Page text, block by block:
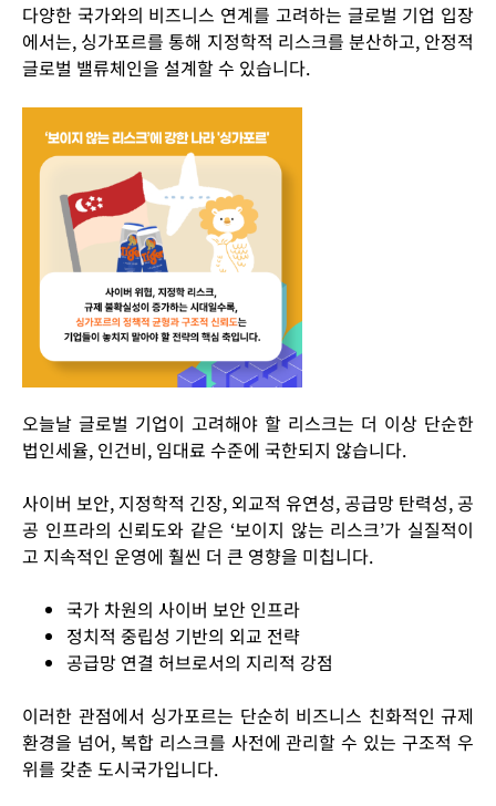
다양한 국가와의 비즈니스 연계를 고려하는 글로벌 기업 입장
에서는, 싱가포르를 통해 지정학적 리스크를 분산하고, 안정적
글로벌 밸류체인을 설계할 수 있습니다.
오늘날 글로벌 기업이 고려해야 할 리스크는 더 이상 단순한
법인세율, 인건비, 임대료 수준에 국한되지 않습니다.
사이버 보안, 지정학적 긴장, 외교적 유연성, 공급망 탄력성, 공
공 인프라의 신뢰도와 같은 ‘보이지 않는 리스크’가 실질적이
고 지속적인 운영에 훨씬 더 큰 영향을 미칩니다.
국가 차원의 사이버 보안 인프라
정치적 중립성 기반의 외교 전략
공급망 연결 허브로서의 지리적 강점
이러한 관점에서 싱가포르는 단순히 비즈니스 친화적인 규제
환경을 넘어, 복합 리스크를 사전에 관리할 수 있는 구조적 우
위를 갖춘 도시국가입니다.